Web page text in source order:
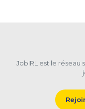
JobIRL est le